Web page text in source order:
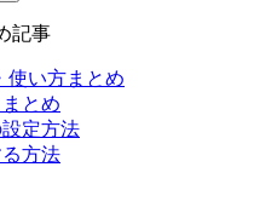
記事
使い方まとめ
とめ
定方法
方法